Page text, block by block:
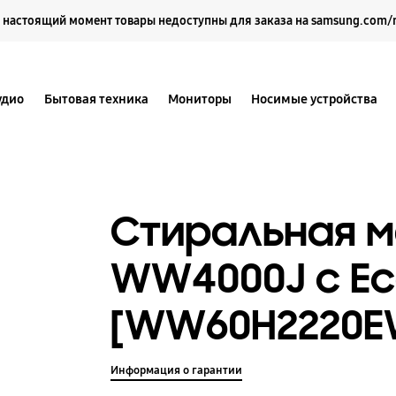
настоящий момент товары недоступны для заказа на samsung.com/
Бытовая техника Мониторы Носимые устройства
Стиральная
WW4000J с
Информация о гарантии